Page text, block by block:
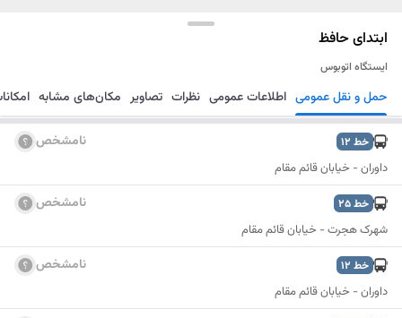
ابتدای حافظ
ایستگاه اتوبوس
مسیریابی ذخیره ارسال حمل و نقل عمومی اطلاعات عمومی نظرات تصاویر مکان‌های مشابه
خط 12 نامشخص
داوران - خیابان قائم مقام
خط25 نامشخص
شهرک هجرت - خیابان قائم مقام
خط 12 نامشخص
داوران - خیابان قائم مقام